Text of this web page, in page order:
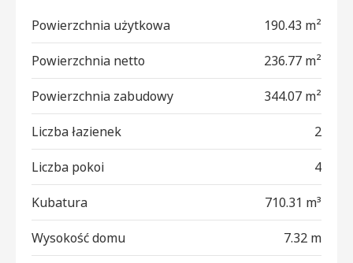
Powierzchnia użytkowa 190.43 m²
Powierzchnia netto 236.77 m²
Powierzchnia zabudowy 344.07 m²
Liczba łazienek 2
Liczba pokoi 4
Kubatura 710.31 m³
Wysokość domu 7.32 m